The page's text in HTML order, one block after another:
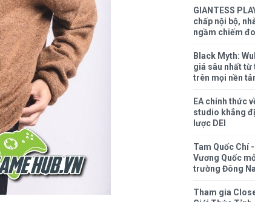
GIANTESS
chấp nội bộ,
ngầm chiếm
Black Myth:
giá sâu nhất từ
trên mọi nền
EA chính thức
studio khẳng
lược DEI
Tam Quốc Chí
Vương Quốc
trường Đông
Tham gia